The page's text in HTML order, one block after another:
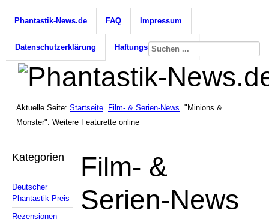
Phantastik-News.de FAQ Impressum
Datenschutzerklärung Haftungsausschluss
Aktuelle Seite: Startseite Film- & Serien-News "Minions &
Monster": Weitere Featurette online
Kategorien
Deutscher
Phantastik Preis
Rezensionen
Film- &
Serien-News